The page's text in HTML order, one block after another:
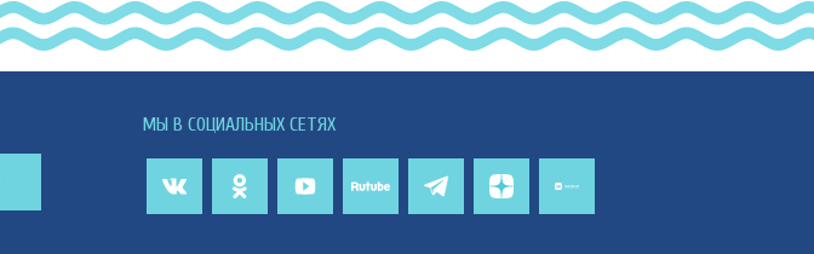
МЫ В СОЦИАЛЬНЫХ СЕТЯХ